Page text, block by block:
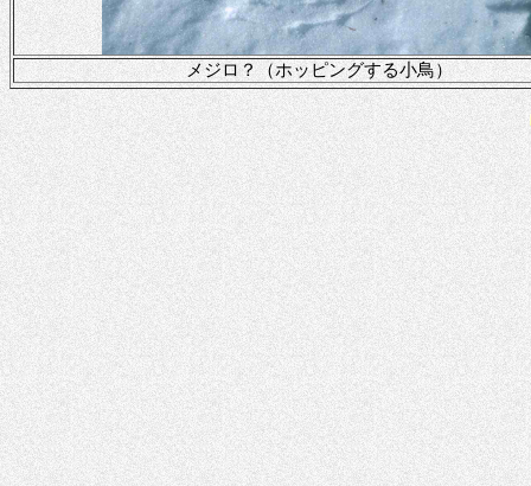
メジロ？（ホッピングする小鳥）